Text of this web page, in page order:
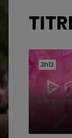
3h13
3h13